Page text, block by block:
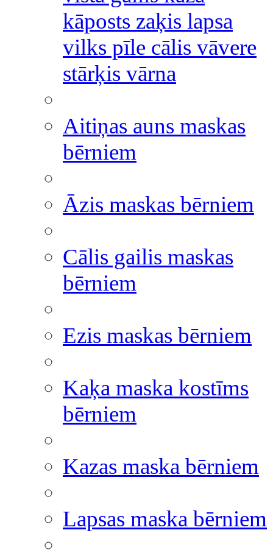
kāposts zaķis lapsa
vilks pīle cālis vāvere
stārķis vārna
Aitiņas auns maskas
bērniem
Āzis maskas bērniem
Cālis gailis maskas
bērniem
Ezis maskas bērniem
Kaķa maska kostīms
bērniem
Kazas maska bērniem
Lapsas maska bērniem